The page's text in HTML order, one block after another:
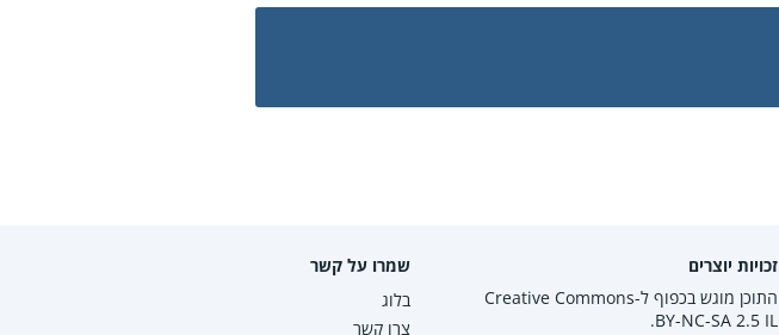
זכויות יוצרים
התוכן מוגש בכפוף ל-Creative Commons
BY-NC-SA 2.5 IL.
שמרו על קשר
בלוג
צרו קשר